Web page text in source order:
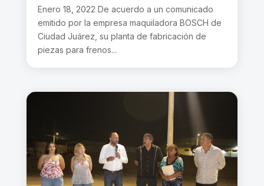
Enero 18, 2022 De acuerdo a un comunicado
emitido por la empresa maquiladora BOSCH de
Ciudad Juárez, su planta de fabricación de
piezas para frenos...